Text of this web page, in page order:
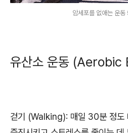
암세포를 없애는 운동
유산소 운동 (Aerobic
걷기 (Walking): 매일 30분 정도